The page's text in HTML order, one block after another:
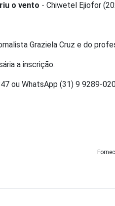
o vento - Chiwetel Ejiofor
Graziela Cruz e do
a inscrição.
ou WhatsApp (31) 9 9289-